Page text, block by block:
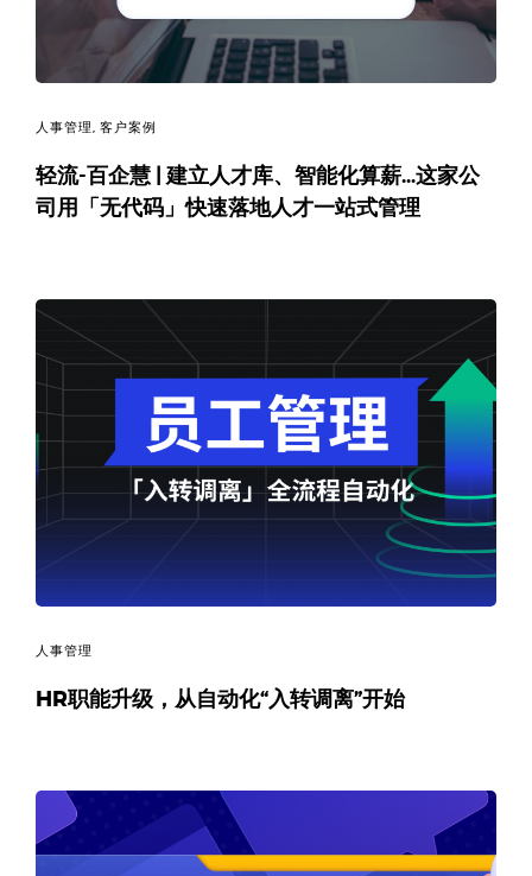
人事管理, 客户案例
轻流-百企慧 | 建立人才库、智能化算薪…这家公
司用「无代码」快速落地人才一站式管理
人事管理
HR职能升级，从自动化“入转调离”开始